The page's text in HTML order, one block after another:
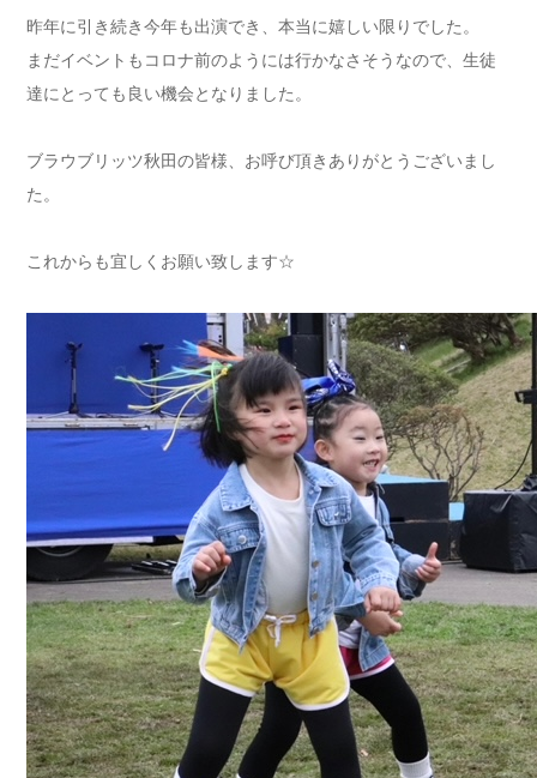
昨年に引き続き今年も出演でき、本当に嬉しい限りでした。
まだイベントもコロナ前のようには行かなさそうなので、生徒
達にとっても良い機会となりました。
ブラウブリッツ秋田の皆様、お呼び頂きありがとうございまし
た。
これからも宜しくお願い致します☆